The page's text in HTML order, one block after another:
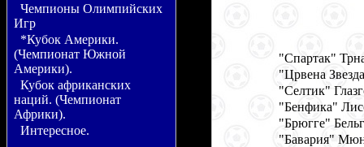
Чемпионы Олимпийских
Игр
*Кубок Америки.
(Чемпионат Южной
Америки).
Кубок африканских
наций. (Чемпионат
Африки).
Интересное.
"Спартак"
"Црвена
"Селтик"
"Бенфика"
"Брюгге"
"Бавария"